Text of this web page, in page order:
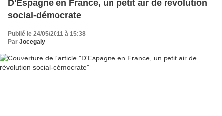
D'Espagne en France, un petit air de révolution
social-démocrate
Publié le 24/05/2011 à 15:38
Par Jocegaly